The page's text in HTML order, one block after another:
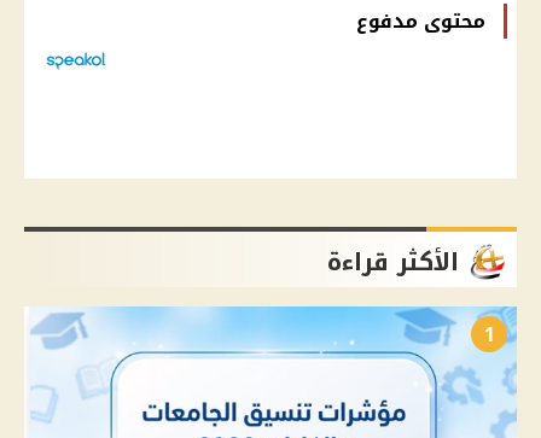
محتوى مدفوع
الأكثر قراءة
1